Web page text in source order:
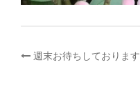
投
週末お待ちしております